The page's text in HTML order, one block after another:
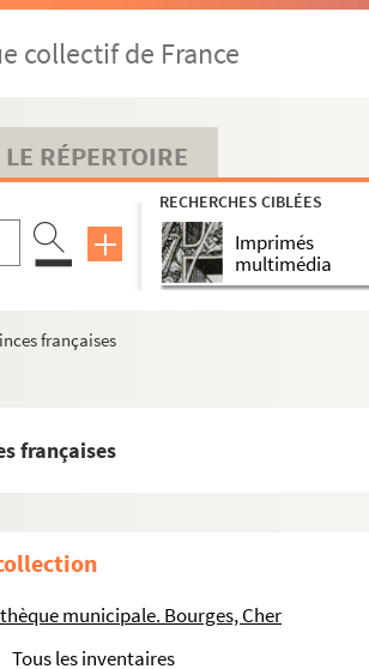
collectif de France
LE RÉPERTOIRE
RECHERCHES CIBLÉES
Imprimés
multimédia
françaises
françaises
municipale. Bourges, Cher
Tous les inventaires